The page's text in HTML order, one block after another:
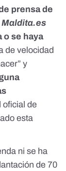
prensa de
Maldita.es
o se haya
de velocidad
y
oficial de
esta
ni se ha
de 70